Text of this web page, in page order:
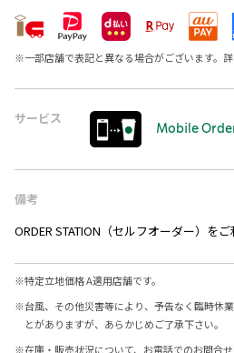
※一部店舗で表記と異なる場合がございます。
サービス
Mobile
備考
ORDER STATION（セルフオーダー）をご
※特定立地価格 A適用店舗です。
※台風、その他災害等により、予告なく臨時休
とがありますが、あらかじめご了承下さい。
※在庫・販売状況について、お電話でのお問合